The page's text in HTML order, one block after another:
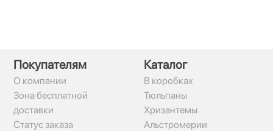
Покупателям
О компании
Зона бесплатной
доставки
Статус заказа
Каталог
В коробках
Тюльпаны
Хризантемы
Альстромерии